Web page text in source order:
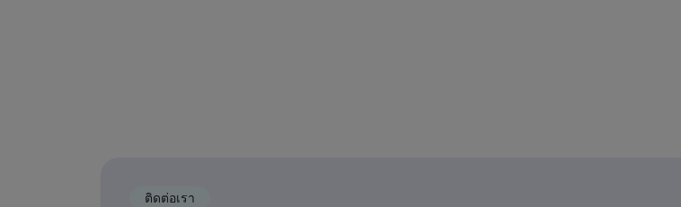
ติดต่อเรา